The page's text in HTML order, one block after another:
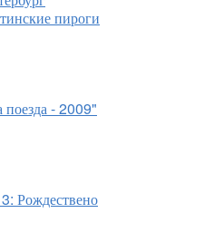
пироги
поезда - 2009"
Рождествено